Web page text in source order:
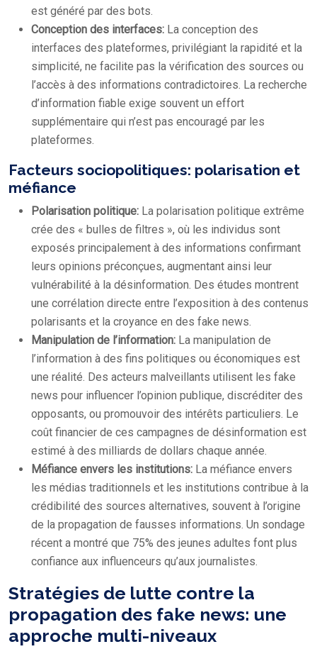
est généré par des bots.
Conception des interfaces: La conception des
interfaces des plateformes, privilégiant la rapidité et la
simplicité, ne facilite pas la vérification des sources ou
l’accès à des informations contradictoires. La recherche
d’information fiable exige souvent un effort
supplémentaire qui n’est pas encouragé par les
plateformes.
Facteurs sociopolitiques: polarisation et
méfiance
Polarisation politique: La polarisation politique extrême
crée des « bulles de filtres », où les individus sont
exposés principalement à des informations confirmant
leurs opinions préconçues, augmentant ainsi leur
vulnérabilité à la désinformation. Des études montrent
une corrélation directe entre l’exposition à des contenus
polarisants et la croyance en des fake news.
Manipulation de l’information: La manipulation de
l’information à des fins politiques ou économiques est
une réalité. Des acteurs malveillants utilisent les fake
news pour influencer l’opinion publique, discréditer des
opposants, ou promouvoir des intérêts particuliers. Le
coût financier de ces campagnes de désinformation est
estimé à des milliards de dollars chaque année.
Méfiance envers les institutions: La méfiance envers
les médias traditionnels et les institutions contribue à la
crédibilité des sources alternatives, souvent à l’origine
de la propagation de fausses informations. Un sondage
récent a montré que 75% des jeunes adultes font plus
confiance aux influenceurs qu’aux journalistes.
Stratégies de lutte contre la
propagation des fake news: une
approche multi-niveaux